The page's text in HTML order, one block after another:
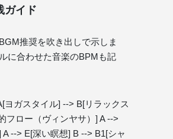
ガイド
推奨を吹き出しで示しま
に合わせた音楽のBPMも記
ヨガスタイル] --> B[リラックス
フロー（ヴィンヤサ）] A -->
A --> E[深い瞑想] B --> B1[シャ